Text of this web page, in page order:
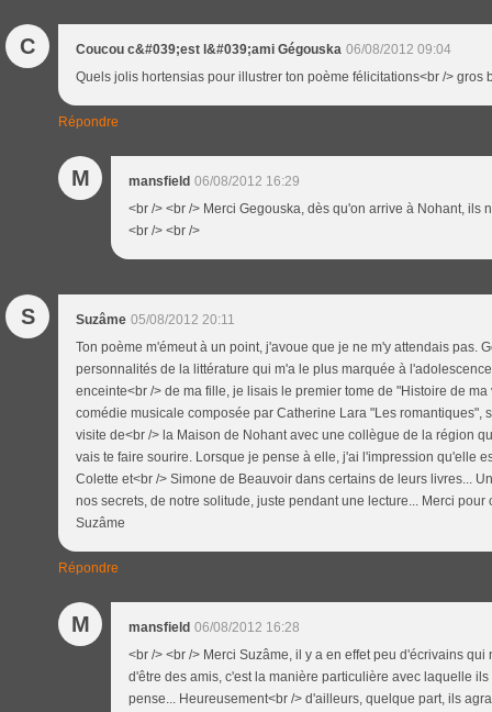
C Coucou c&#039;est l&#039;ami Gégouska 06/08/2012 09:04
Quels jolis hortensias pour illustrer ton poème félicitations<br /> gros
Répondre
M mansfield 06/08/2012 16:29
<br /> <br /> Merci Gegouska, dès qu'on arrive à Nohant, ils
<br /> <br />
S Suzâme 05/08/2012 20:11
Ton poème m'émeut à un point, j'avoue que je ne m'y attendais pas.
personnalités de la littérature qui m'a le plus marquée à
enceinte<br /> de ma fille, je lisais le premier tome de "Histoire de ma
comédie musicale composée par Catherine Lara "Les romantiques",
visite de<br /> la Maison de Nohant avec une collègue de la région
vais te faire sourire. Lorsque je pense à elle, j'ai l'impression qu'elle
Colette et<br /> Simone de Beauvoir dans certains de leurs livres...
nos secrets, de notre solitude, juste pendant une lecture... Merci pour
Suzâme
Répondre
M mansfield 06/08/2012 16:28
<br /> <br /> Merci Suzâme, il y a en effet peu d'écrivains
d'être des amis, c'est la manière particulière avec laquelle
pense... Heureusement<br /> d'ailleurs, quelque part, ils